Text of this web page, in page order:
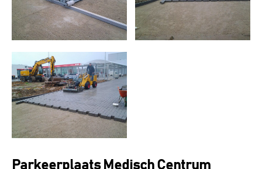
Parkeerplaats Medisch Centrum